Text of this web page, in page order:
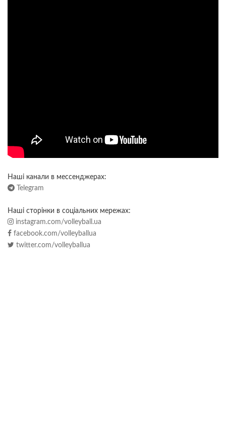
Наші канали в мессенджерах:
Telegram
Наші сторінки в соціальних мережах:
instagram.com/volleyball.ua
facebook.com/volleyballua
twitter.com/volleyballua